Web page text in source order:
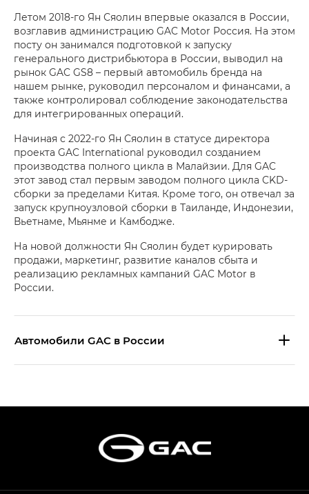
Летом 2018-го Ян Сяолин впервые оказался в России,
возглавив администрацию GAC Motor Россия. На этом
посту он занимался подготовкой к запуску
генерального дистрибьютора в России, выводил на
рынок GAC GS8 – первый автомобиль бренда на
нашем рынке, руководил персоналом и финансами, а
также контролировал соблюдение законодательства
для интегрированных операций.
Начиная с 2022-го Ян Сяолин в статусе директора
проекта GAC International руководил созданием
производства полного цикла в Малайзии. Для GAC
этот завод стал первым заводом полного цикла CKD-
сборки за пределами Китая. Кроме того, он отвечал за
запуск крупноузловой сборки в Таиланде, Индонезии,
Вьетнаме, Мьянме и Камбодже.
На новой должности Ян Сяолин будет курировать
продажи, маркетинг, развитие каналов сбыта и
реализацию рекламных кампаний GAC Motor в
России.
Aвтомобили GAC в России
Эс Икс ПРЕМИУМ — SX PREMIUM
S7 — Эс 7 (S7) в комплектациях
Эс Икс ПРЕМИУМ — SX PREMIUM, Эс Тэ — ST
в комплектации Экс ПРЕМИУМ — EX PREMIUM